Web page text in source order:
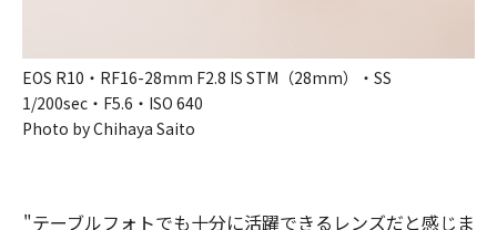
EOS R10・RF16-28mm F2.8 IS STM（28mm）・SS
1/200sec・F5.6・ISO 640
Photo by Chihaya Saito
"テーブルフォトでも​十分に​活躍できる​レンズだと​感じま